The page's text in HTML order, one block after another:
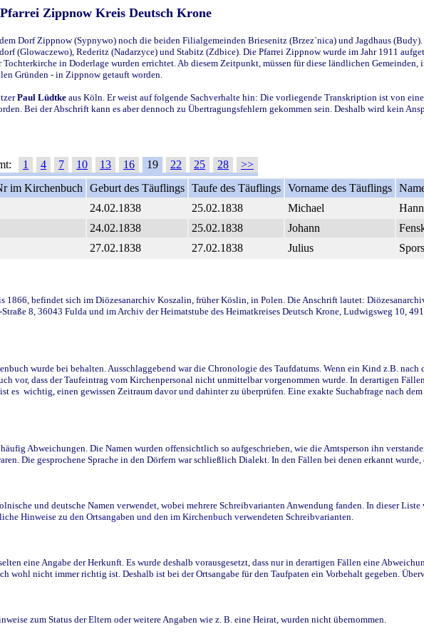
Zippnow Kreis Deutsch Krone
Dorf Zippnow (Sypnywo) noch die beiden Filialgemeinden Briesenitz (Brzez`nica) und Jagdhaus
(Glowaczewo), Rederitz (Nadarzyce) und Stabitz (Zdbice). Die Pfarrei Zippnow wurde im Jahr 1911
in Doderlage wurden errichtet. Ab diesem Zeitpunkt, müssen für diese ländlichen Gemeinden,
Gründen - in Zippnow getauft worden.
Paul Lüdtke aus Köln. Er weist auf folgende Sachverhalte hin: Die vorliegende Transkription ist von
Bei der Abschrift kann es aber dennoch zu Übertragungsfehlern gekommen sein. Deshalb wird kein
1 4 7 10 13 16 19 22 25 28
>>
im Kirchenbuch Geburt des Täuflings Taufe des Täuflings Vorname des Täuflings
24.02.1838 25.02.1838 Michael
24.02.1838 25.02.1838 Johann
27.02.1838 27.02.1838 Julius Spors
1866, befindet sich im Diözesanarchiv Koszalin, früher Köslin, in Polen. Die Anschrift lautet:
8, 36043 Fulda und im Archiv der Heimatstube des Heimatkreises Deutsch Krone, Ludwigsweg 10,
wurde bei behalten. Ausschlaggebend war die Chronologie des Taufdatums. Wenn ein Kind z.B.
vor, dass der Taufeintrag vom Kirchenpersonal nicht unmittelbar vorgenommen wurde. In derartigen
es wichtig, einen gewissen Zeitraum davor und dahinter zu überprüfen. Eine exakte Suchabfrage nach
Abweichungen. Die Namen wurden offensichtlich so aufgeschrieben, wie die Amtsperson ihn
Die gesprochene Sprache in den Dörfern war schließlich Dialekt. In den Fällen bei denen erkannt
und deutsche Namen verwendet, wobei mehrere Schreibvarianten Anwendung fanden. In dieser
Hinweise zu den Ortsangaben und den im Kirchenbuch verwendeten Schreibvarianten.
eine Angabe der Herkunft. Es wurde deshalb vorausgesetzt, dass nur in derartigen Fällen eine
wohl nicht immer richtig ist. Deshalb ist bei der Ortsangabe für den Taufpaten ein Vorbehalt gegeben.
zum Status der Eltern oder weitere Angaben wie z. B. eine Heirat, wurden nicht übernommen.